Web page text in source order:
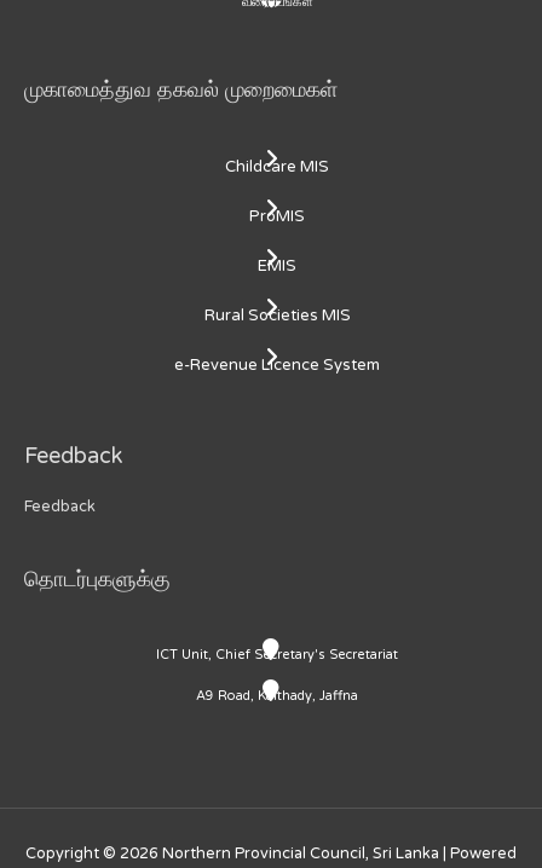
முகாமைத்துவ தகவல் முறைமைகள்
Childcare MIS
ProMIS
EMIS
Rural Societies MIS
e-Revenue Licence System
Feedback
Feedback
தொடர்புகளுக்கு
ICT Unit, Chief Secretary's Secretariat
A9 Road, Kaithady, Jaffna
Copyright © 2026 Northern Provincial Council, Sri Lanka | Powered